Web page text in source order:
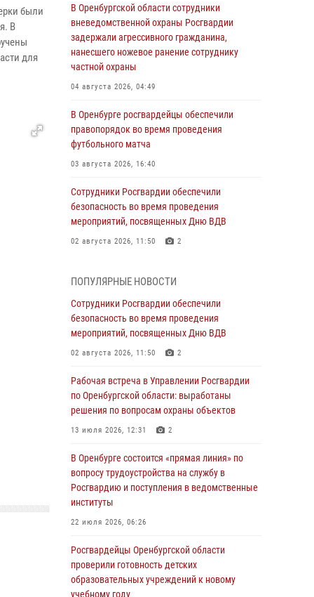
были
В
для
В Оренбургской области сотрудники
вневедомственной охраны Росгвардии
задержали агрессивного гражданина,
нанесшего ножевое ранение сотруднику
частной охраны
04 августа 2026, 04:49
В Оренбурге росгвардейцы обеспечили
правопорядок во время проведения
футбольного матча
03 августа 2026, 16:40
Сотрудники Росгвардии обеспечили
безопасность во время проведения
мероприятий, посвященных Дню ВДВ
02 августа 2026, 11:50 2
гражданами по вопросу трудоустройства на
службу в Росгвардию и поступления в
ведомственные институты
30 июля 2026, 04:44
Дню Крещения Руси
28 июля 2026, 09:41 1
Росгвардейцы обеспечили правопорядок на
27 июля 2026, 14:36 2
Росгвардейцы предотвратили трагедию:
спасен мужчина в тяжелой жизненной
Росгвардейцы Оренбургской области
проверили готовность детских
образовательных учреждений к новому
ПОПУЛЯРНЫЕ НОВОСТИ
Сотрудники Росгвардии обеспечили
безопасность во время проведения
мероприятий, посвященных Дню ВДВ
02 августа 2026, 11:50 2
Рабочая встреча в Управлении Росгвардии
по Оренбургской области: выработаны
решения по вопросам охраны объектов
13 июля 2026, 12:31 2
В Оренбурге состоится «прямая линия» по
вопросу трудоустройства на службу в
Росгвардию и поступления в ведомственные
институты
22 июля 2026, 06:26
Росгвардейцы Оренбургской области
проверили готовность детских
образовательных учреждений к новому
учебному году